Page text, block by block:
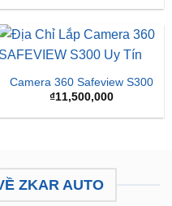
là:
tại
Camera 360 Safeview S300
₫11,500,000
ZKAR AUTO